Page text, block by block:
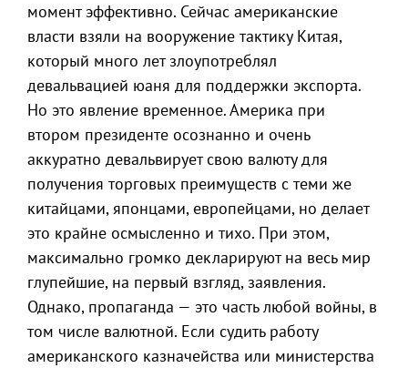
момент эффективно. Сейчас американские
власти взяли на вооружение тактику Китая,
который много лет злоупотреблял
девальвацией юаня для поддержки экспорта.
Но это явление временное. Америка при
втором президенте осознанно и очень
аккуратно девальвирует свою валюту для
получения торговых преимуществ с теми же
китайцами, японцами, европейцами, но делает
это крайне осмысленно и тихо. При этом,
максимально громко декларируют на весь мир
глупейшие, на первый взгляд, заявления.
Однако, пропаганда — это часть любой войны, в
том числе валютной. Если судить работу
американского казначейства или министерства